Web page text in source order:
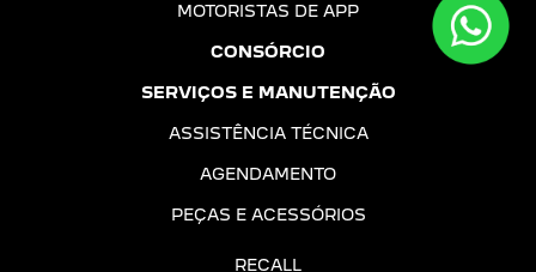
MOTORISTAS DE APP
CONSÓRCIO
SERVIÇOS E MANUTENÇÃO
ASSISTÊNCIA TÉCNICA
AGENDAMENTO
PEÇAS E ACESSÓRIOS
RECALL